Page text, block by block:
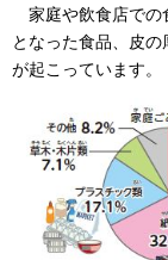
家庭や飲食店で
となった食品、皮
が起こっています。